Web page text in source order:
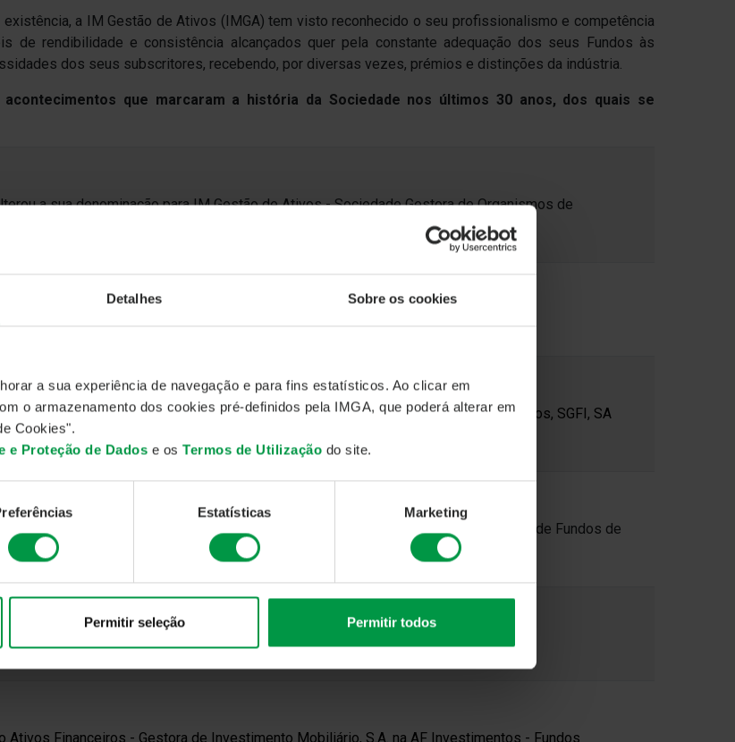
Detalhes Sobre os cookies
a sua experiência de navegação e para fins estatísticos. Ao clicar em
o armazenamento dos cookies pré-definidos pela IMGA, que poderá alterar em
Cookies".
e Proteção de Dados e os Termos de Utilização do site.
Estatísticas Marketing
Permitir seleção Permitir todos
existência, a IM Gestão de Ativos (IMGA) tem visto reconhecido o seu profissionalismo e competência
de rendibilidade e consistência alcançados quer pela constante adequação dos seus Fundos às
dos seus subscritores, recebendo, por diversas vezes, prémios e distinções da indústria.
que marcaram a história da Sociedade nos últimos 30 anos, dos quais se
a sua denominação para IM Gestão de Ativos - Sociedade Gestora de Organismos de
de Fundos de Capital de Risco
dos FIM do Grupo Crédito Agrícola
a 100% pelo Grupo CIMD alterando a sua denominação para IM - Gestão de Ativos, SGFI, SA
a sua denominação para Millennium bcp Gestão de Ativos - Sociedade Gestora de Fundos de
(MGA)
para Millennium bcp - Gestão de Fundos de Investimento S.A.
Ativos Financeiros - Gestora de Investimento Mobiliário, S.A. na AF Investimentos - Fundos